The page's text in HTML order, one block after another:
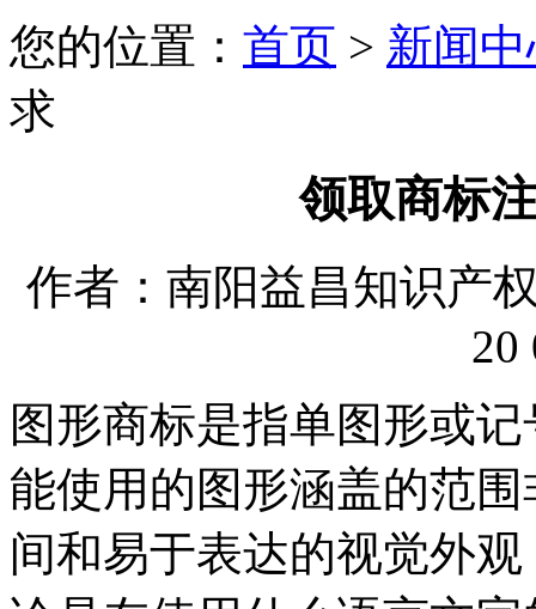
您的位置： 首页 > 新闻
求
领取商标
作者：南阳益昌知识产
20
图形商标是指单图形或
能使用的图形涵盖的范
间和易于表达的视觉外